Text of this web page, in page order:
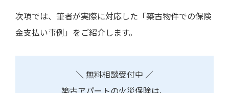
次項では、筆者が実際に対応した「築古物件での保険
金支払い事例」をご紹介します。
＼ 無料相談受付中 ／
築古アパートの火災保険は、